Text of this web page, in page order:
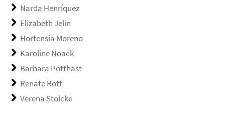
Narda Henríquez
Elizabeth Jelin
Hortensia Moreno
Karoline Noack
Barbara Potthast
Renate Rott
Verena Stolcke